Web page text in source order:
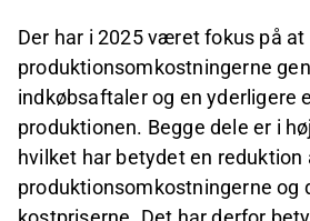
Der har i 2025 været fokus på at
produktionsomkostningerne
indkøbsaftaler og en yderligere
produktionen. Begge dele er i
hvilket har betydet en reduktion
produktionsomkostningerne og